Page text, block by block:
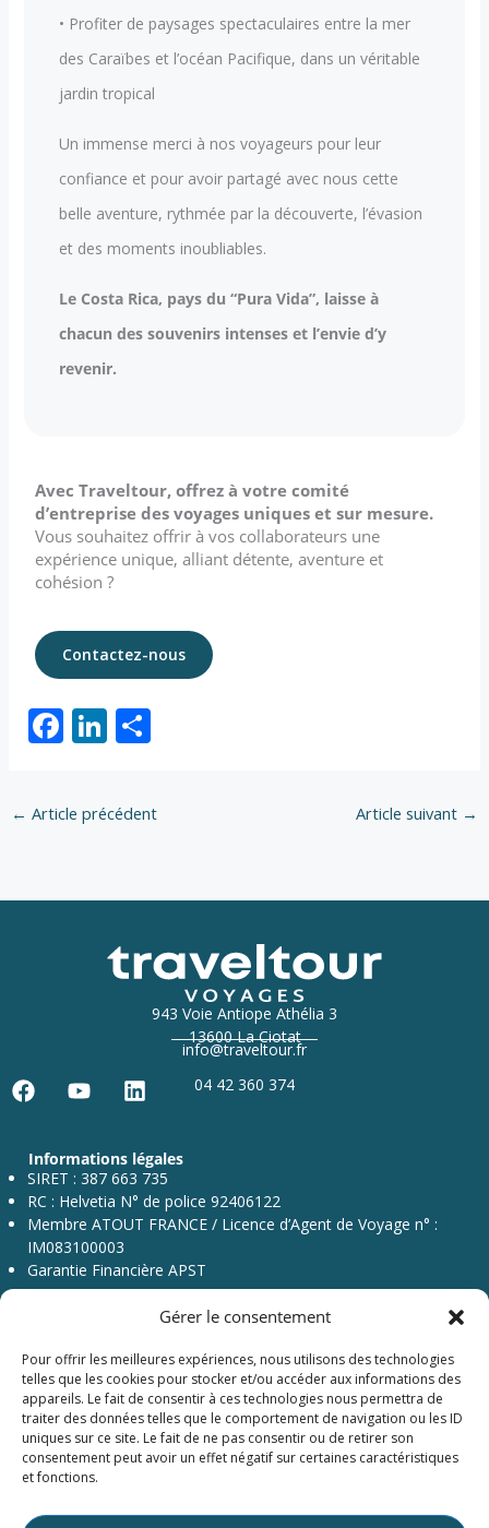
Gérer le consentement
Pour offrir les meilleures expériences, nous utilisons des technologies
telles que les cookies pour stocker et/ou accéder aux informations des
appareils. Le fait de consentir à ces technologies nous permettra de
traiter des données telles que le comportement de navigation ou les ID
uniques sur ce site. Le fait de ne pas consentir ou de retirer son
consentement peut avoir un effet négatif sur certaines caractéristiques
et fonctions.
• Profiter de paysages spectaculaires entre la mer
des Caraïbes et l’océan Pacifique, dans un véritable
jardin tropical
Un immense merci à nos voyageurs pour leur
confiance et pour avoir partagé avec nous cette
belle aventure, rythmée par la découverte, l’évasion
et des moments inoubliables.
Le Costa Rica, pays du “Pura Vida”, laisse à
chacun des souvenirs intenses et l’envie d’y
revenir.
Avec Traveltour, offrez à votre comité
d’entreprise des voyages uniques et sur mesure.
Vous souhaitez offrir à vos collaborateurs une
expérience unique, alliant détente, aventure et
cohésion ?
Contactez-nous
F
ac
b
o
Li
n
e
n
g
← Article précédent Article suivant →
943 Voie Antiope Athélia 3
13600 La Ciotat
info@traveltour.fr
04 42 360 374
F
c
e
b
o
o
k
u
t
u
b
e
L
n
k
e
d
n
Informations légales
SIRET : 387 663 735
RC : Helvetia N° de police 92406122
Membre ATOUT FRANCE / Licence d’Agent de Voyage n° :
IM083100003
Garantie Financière APST
Menu
France IM083100003 – Assurance Resp. Civile April